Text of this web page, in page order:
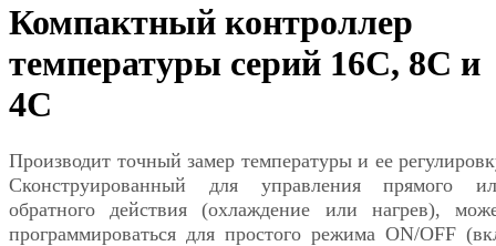
Компактный контроллер
температуры серий 16C, 8C и
4C
Производит точный замер температуры и ее
Сконструированный для управления прямого
обратного действия (охлаждение или нагрев),
программироваться для простого режима ON/OFF